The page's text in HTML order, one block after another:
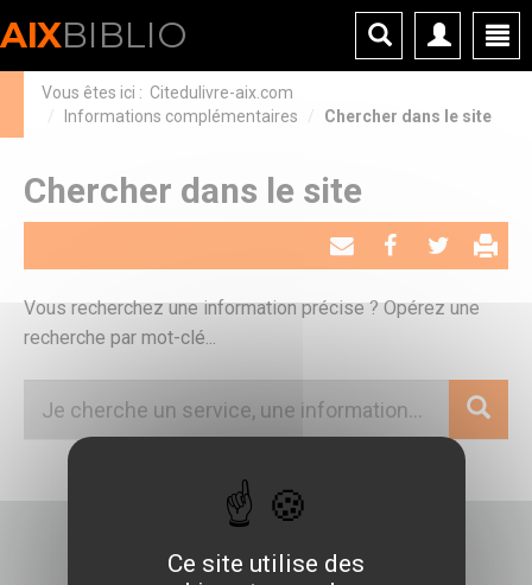
AIXBIBLIO
Vous êtes ici : Citedulivre-aix.com
Informations complémentaires
Chercher dans le site
Chercher dans le site
Envoyer PartagerTweeter
Vous recherchez une information précise ? Opérez une
recherche par mot-clé...
Ce site utilise des